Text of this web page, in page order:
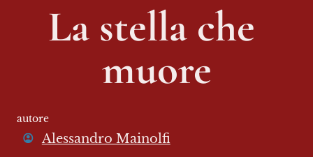
La stella che
muore
autore
Alessandro Mainolfi